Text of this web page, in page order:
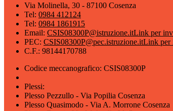
Via Molinella, 30 - 87100 Cosenza
Tel: 0984 412124
Tel: 0984 1861915
Email: CSIS08300P@istruzione.itLink per
PEC: CSIS08300P@pec.istruzione.itLink per
C.F.: 98144170788
Codice meccanografico: CSIS08300P
Plessi:
Plesso Pezzullo - Via Popilia Cosenza
Plesso Quasimodo - Via A. Morrone Cosenza